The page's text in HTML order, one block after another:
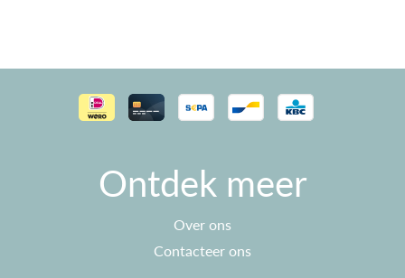
Ontdek meer
Over ons
Contacteer ons